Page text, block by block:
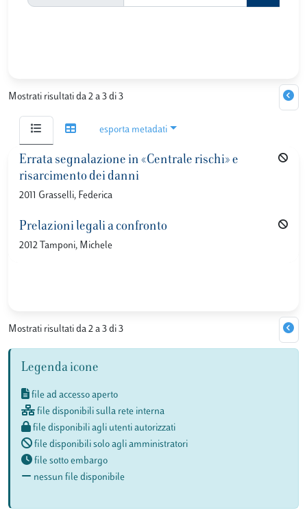
Mostrati risultati da 2 a 3 di 3
esporta metadati
Errata segnalazione in «Centrale rischi» e
risarcimento dei danni
2011 Grasselli, Federica
Prelazioni legali a confronto
2012 Tamponi, Michele
Mostrati risultati da 2 a 3 di 3
Legenda icone
file ad accesso aperto
file disponibili sulla rete interna
file disponibili agli utenti autorizzati
file disponibili solo agli amministratori
file sotto embargo
nessun file disponibile